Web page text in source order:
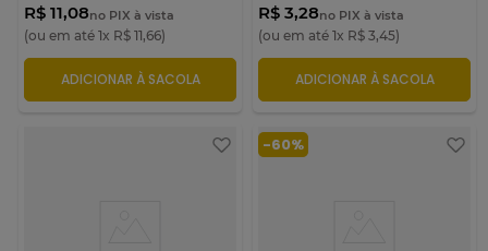
R$ 11,08no PIX à vista
(ou em até 1x R$ 11,66)
ADICIONAR À SACOLA
R$ 3,28no PIX à vista
(ou em até 1x R$ 3,45)
ADICIONAR À SACOLA
-60%